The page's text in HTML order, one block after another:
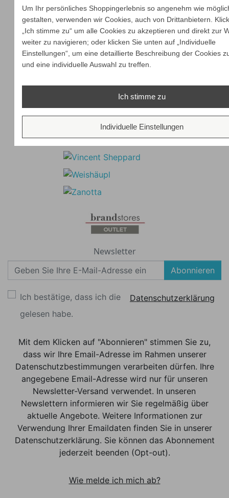
Newsletter
Abonnieren
Ich bestätige, dass ich die
Datenschutzerklärung
gelesen habe.
Mit dem Klicken auf "Abonnieren" stimmen Sie zu,
dass wir Ihre Email-Adresse im Rahmen unserer
Datenschutzbestimmungen verarbeiten dürfen. Ihre
angegebene Email-Adresse wird nur für unseren
Newsletter-Versand verwendet. In unseren
Newslettern informieren wir Sie regelmäßig über
aktuelle Angebote. Weitere Informationen zur
Verwendung Ihrer Emaildaten finden Sie in unserer
Datenschutzerklärung. Sie können das Abonnement
jederzeit beenden (Opt-out).
Wie melde ich mich ab?
Um Ihr persönliches Shoppingerlebnis so angenehm wie
gestalten, verwenden wir Cookies, auch von Drittanbietern.
„Ich stimme zu“ um alle Cookies zu akzeptieren und direkt zur
weiter zu navigieren; oder klicken Sie unten auf „Individuelle
Einstellungen“, um eine detaillierte Beschreibung der Cookies
und eine individuelle Auswahl zu treffen.
Ich stimme zu
Individuelle Einstellungen